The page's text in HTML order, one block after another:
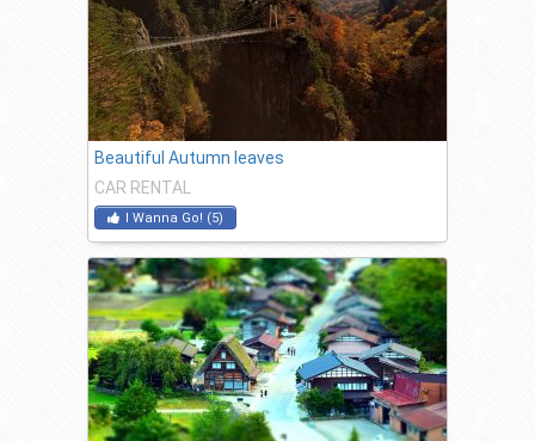
Beautiful Autumn leaves
CAR RENTAL
I Wanna Go! (5)